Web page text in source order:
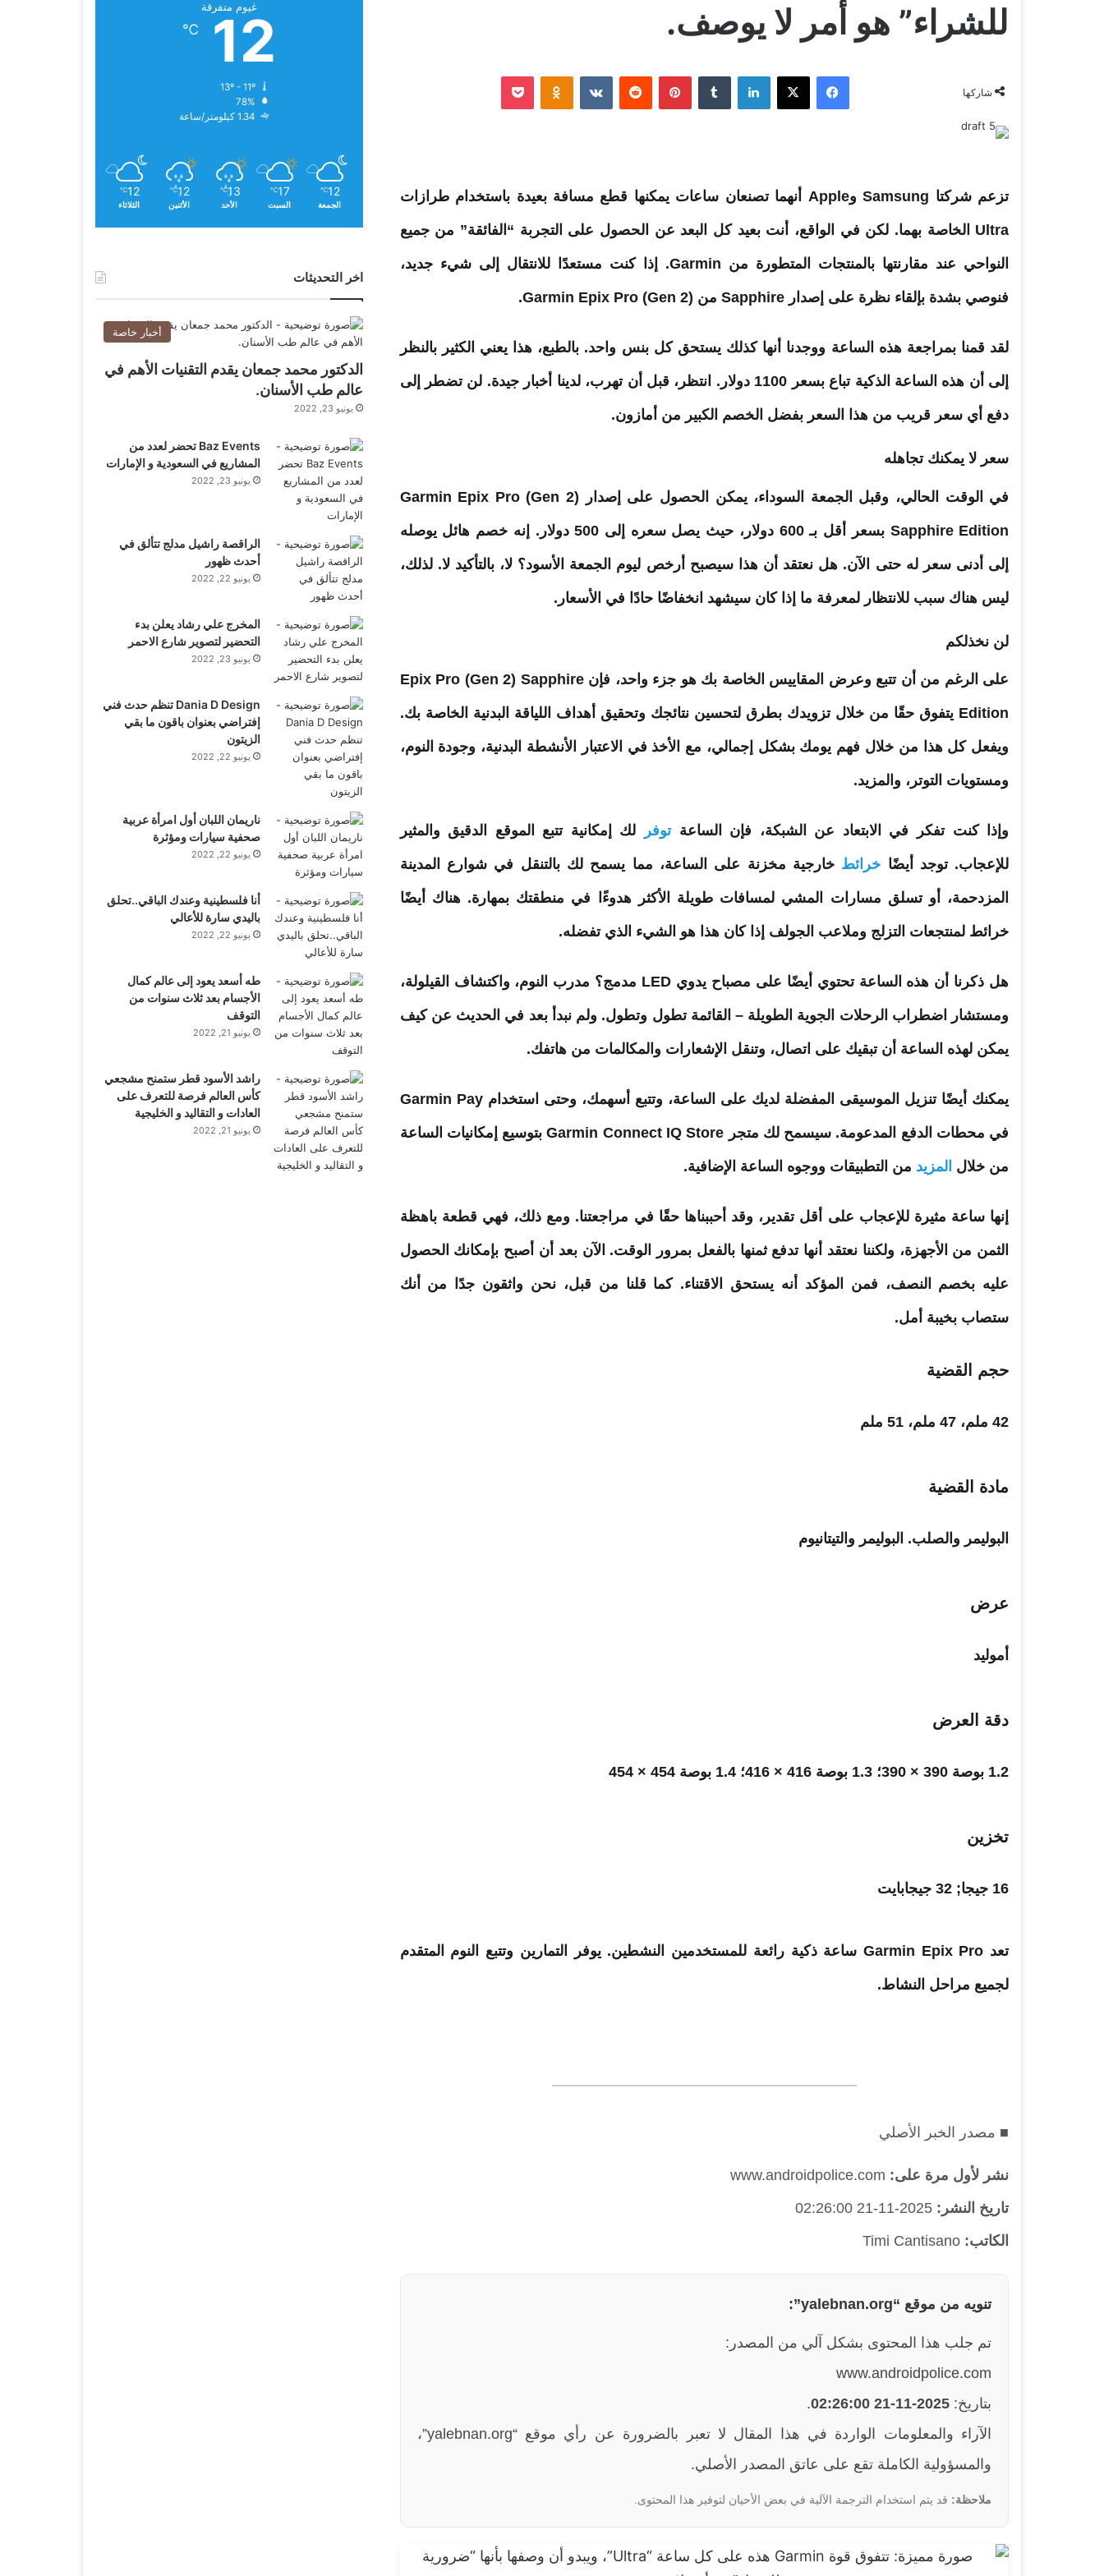
للشراء” هو أمر لا يوصف.
شاركها
فيسبوك ‫X لينكدإن بينتيريست ‏VKontakte
تزعم شركتا Samsung وApple أنهما تصنعان ساعات يمكنها قطع مسافة بعيدة باستخدام طرازات
Ultra الخاصة بهما. لكن في الواقع، أنت بعيد كل البعد عن الحصول على التجربة “الفائقة” من جميع
النواحي عند مقارنتها بالمنتجات المتطورة من Garmin. إذا كنت مستعدًا للانتقال إلى شيء جديد،
فنوصي بشدة بإلقاء نظرة على إصدار Sapphire من Garmin Epix Pro (Gen 2).
لقد قمنا بمراجعة هذه الساعة ووجدنا أنها كذلك يستحق كل بنس واحد. بالطبع، هذا يعني الكثير بالنظر
إلى أن هذه الساعة الذكية تباع بسعر 1100 دولار. انتظر، قبل أن تهرب، لدينا أخبار جيدة. لن تضطر إلى
دفع أي سعر قريب من هذا السعر بفضل الخصم الكبير من أمازون.
سعر لا يمكنك تجاهله
في الوقت الحالي، وقبل الجمعة السوداء، يمكن الحصول على إصدار Garmin Epix Pro (Gen 2)
Sapphire Edition بسعر أقل بـ 600 دولار، حيث يصل سعره إلى 500 دولار. إنه خصم هائل يوصله
إلى أدنى سعر له حتى الآن. هل نعتقد أن هذا سيصبح أرخص ليوم الجمعة الأسود؟ لا، بالتأكيد لا. لذلك،
ليس هناك سبب للانتظار لمعرفة ما إذا كان سيشهد انخفاضًا حادًا في الأسعار.
لن نخذلكم
على الرغم من أن تتبع وعرض المقاييس الخاصة بك هو جزء واحد، فإن Epix Pro (Gen 2) Sapphire
Edition يتفوق حقًا من خلال تزويدك بطرق لتحسين نتائجك وتحقيق أهداف اللياقة البدنية الخاصة بك.
ويفعل كل هذا من خلال فهم يومك بشكل إجمالي، مع الأخذ في الاعتبار الأنشطة البدنية، وجودة النوم،
ومستويات التوتر، والمزيد.
وإذا كنت تفكر في الابتعاد عن الشبكة، فإن الساعةتوفر لك إمكانية تتبع الموقع الدقيق والمثير
للإعجاب. توجد أيضًا خرائط خارجية مخزنة على الساعة، مما يسمح لك بالتنقل في شوارع المدينة
المزدحمة، أو تسلق مسارات المشي لمسافات طويلة الأكثر هدوءًا في منطقتك بمهارة. هناك أيضًا
خرائط لمنتجعات التزلج وملاعب الجولف إذا كان هذا هو الشيء الذي تفضله.
هل ذكرنا أن هذه الساعة تحتوي أيضًا على مصباح يدوي LED مدمج؟ مدرب النوم، واكتشاف القيلولة،
ومستشار اضطراب الرحلات الجوية الطويلة – القائمة تطول وتطول. ولم نبدأ بعد في الحديث عن كيف
يمكن لهذه الساعة أن تبقيك على اتصال، وتنقل الإشعارات والمكالمات من هاتفك.
يمكنك أيضًا تنزيل الموسيقى المفضلة لديك على الساعة، وتتبع أسهمك، وحتى استخدام Garmin Pay
في محطات الدفع المدعومة. سيسمح لك متجر Garmin Connect IQ Store بتوسيع إمكانيات الساعة
من خلال المزيد من التطبيقات ووجوه الساعة الإضافية.
إنها ساعة مثيرة للإعجاب على أقل تقدير، وقد أحببناها حقًا في مراجعتنا. ومع ذلك، فهي قطعة باهظة
الثمن من الأجهزة، ولكننا نعتقد أنها تدفع ثمنها بالفعل بمرور الوقت. الآن بعد أن أصبح بإمكانك الحصول
عليه بخصم النصف، فمن المؤكد أنه يستحق الاقتناء. كما قلنا من قبل، نحن واثقون جدًا من أنك
ستصاب بخيبة أمل.
حجم القضية
42 ملم، 47 ملم، 51 ملم
مادة القضية
البوليمر والصلب. البوليمر والتيتانيوم
عرض
أموليد
دقة العرض
1.2 بوصة 390 × 390؛ 1.3 بوصة 416 × 416؛ 1.4 بوصة 454 × 454
تخزين
16 جيجا; 32 جيجابايت
تعد Garmin Epix Pro ساعة ذكية رائعة للمستخدمين النشطين. يوفر التمارين وتتبع النوم المتقدم
لجميع مراحل النشاط.
■ مصدر الخبر الأصلي
نشر لأول مرة على: www.androidpolice.com
تاريخ النشر: 2025-11-21 02:26:00
الكاتب: Timi Cantisano
تنويه من موقع “yalebnan.org”:
تم جلب هذا المحتوى بشكل آلي من المصدر:
www.androidpolice.com
بتاريخ: 2025-11-21 02:26:00
.
الآراء والمعلومات الواردة في هذا المقال لا تعبر بالضرورة عن رأي موقع “yalebnan.org”،
والمسؤولية الكاملة تقع على عاتق المصدر الأصلي.
ملاحظة: قد يتم استخدام الترجمة الآلية في بعض الأحيان لتوفير هذا المحتوى.
غيوم متفرقة
12
℃
78%
1.34 كيلومتر/ساعة
12
℃
الجمعة
17
℃
السبت
13
℃
الأحد
12
℃
الأثنين
12
℃
الثلاثاء
اخر التحديثات
أخبار خاصة
الدكتور محمد جمعان يقدم التقنيات الأهم في
عالم طب الأسنان.
يونيو 23, 2022
Baz Events تحضر لعدد من
المشاريع في السعودية و الإمارات
يونيو 23, 2022
الراقصة راشيل مدلج تتألق في
أحدث ظهور
يونيو 22, 2022
المخرج علي رشاد يعلن بدء
التحضير لتصوير شارع الاحمر
يونيو 23, 2022
Dania D Design تنظم حدث فني
إفتراضي بعنوان باقون ما بقي
الزيتون
يونيو 22, 2022
ناريمان اللبان أول امرأة عربية
صحفية سيارات ومؤثرة
يونيو 22, 2022
أنا فلسطينية وعندك الباقي..تحلق
باليدي سارة للأعالي
يونيو 22, 2022
طه أسعد يعود إلى عالم كمال
الأجسام بعد ثلاث سنوات من
التوقف
يونيو 21, 2022
راشد الأسود قطر ستمنح مشجعي
كأس العالم فرصة للتعرف على
العادات و التقاليد و الخليجية
يونيو 21, 2022